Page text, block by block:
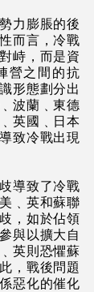
力膨脹的後
而言，冷戰
峙，而是資
營之間的抗
形態劃分出
波蘭﹑東德
英國﹑日本
致冷戰出現
導致了冷戰
﹑英和蘇聯
，如於佔領
與以擴大自
英則恐懼蘇
，戰後問題
惡化的催化